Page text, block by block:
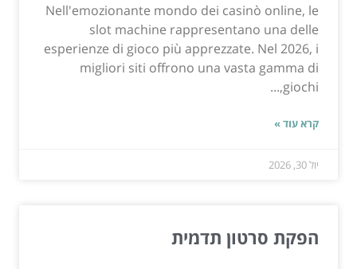
Nell'emozionante mondo dei casinò online, le
slot machine rappresentano una delle
esperienze di gioco più apprezzate. Nel 2026, i
migliori siti offrono una vasta gamma di
giochi,...
קרא עוד »
יול 30, 2026
הפקת סרטון תדמית